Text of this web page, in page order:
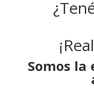
Somos la